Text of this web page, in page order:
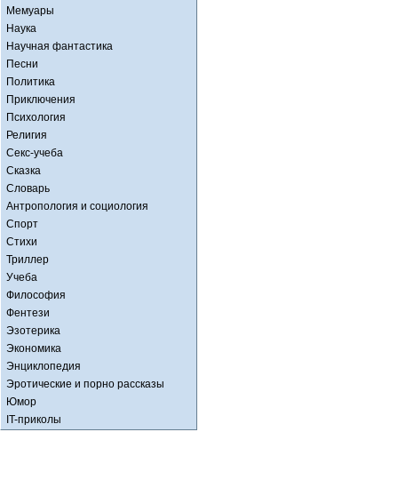
Мемуары
Наука
Научная фантастика
Песни
Политика
Приключения
Психология
Религия
Секс-учеба
Сказка
Словарь
Антропология и социология
Спорт
Стихи
Триллер
Учеба
Философия
Фентези
Эзотерика
Экономика
Энциклопедия
Эротические и порно рассказы
Юмор
IT-приколы